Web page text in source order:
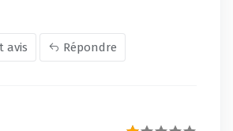
avis Répondre